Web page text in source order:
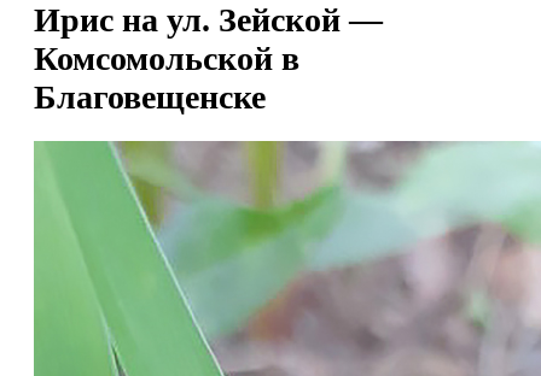
Ирис на ул. Зейской —
Комсомольской в
Благовещенске